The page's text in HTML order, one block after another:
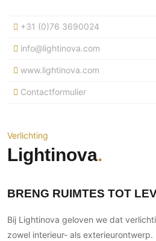
Bedden
Meubels
Glas
Interieurbouw
Keukens
Buitendeuren
Vouwwanden
Garagedeuren
Zonwering
Buitenshutters
Overig
3D visualisaties
Tuinverlichting
Omheining
Hekwerken en poorten
Tuin wellness
Buitenvloeren
Natuursteen en keramiek
buitenvloeren
Serre/Veranda
Slaapkamer
Wellness
Wijnkelder
Woonkamer
Bijgebouw / Poolhouse
Terrasoverkapping
Tuin
+31 (0)76 3690024
info@lightinova.com
www.lightinova.com
Contactformulier
Verlichting
Lightinova
BRENG RUIMTES TOT
Bij Lightinova geloven we dat
zowel interieur- als